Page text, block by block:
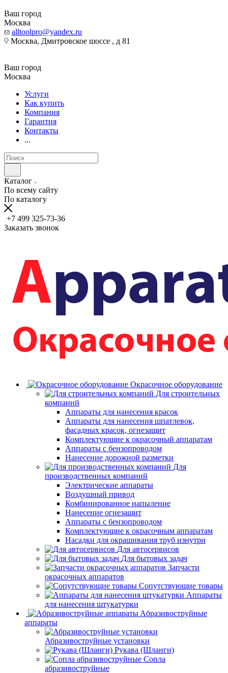
Ваш город
Москва
alltoolpro@yandex.ru
Москва, Дмитровское шоссе , д 81
Ваш город
Москва
Услуги
Как купить
Компания
Гарантия
Контакты
...
Каталог
По всему сайту
По каталогу
+7 499 325-73-36
Заказать звонок
Окрасочное оборудование
Для строительных
компаний
Аппараты для нанесения красок
Аппараты для нанесения шпатлевок,
фасадных красок, огнезащит
Комплектующие к окрасочный аппаратам
Аппараты с бензопроводом
Нанесение дорожной разметки
Для
производственных компаний
Электрические аппараты
Воздушный привод
Комбинированное напыление
Нанесение огнезащит
Аппараты с бензопроводом
Комплектующие к окрасочным аппаратам
Насадки для окрашивания труб изнутри
Для автосервисов
Для бытовых задач
Запчасти
окрасочных аппаратов
Сопутствующие товары
Аппараты
для нанесения штукатурки
Aбразивоструйные
аппараты
Абразивоструйные установки
Рукава (Шланги)
Сопла
абразивоструйные